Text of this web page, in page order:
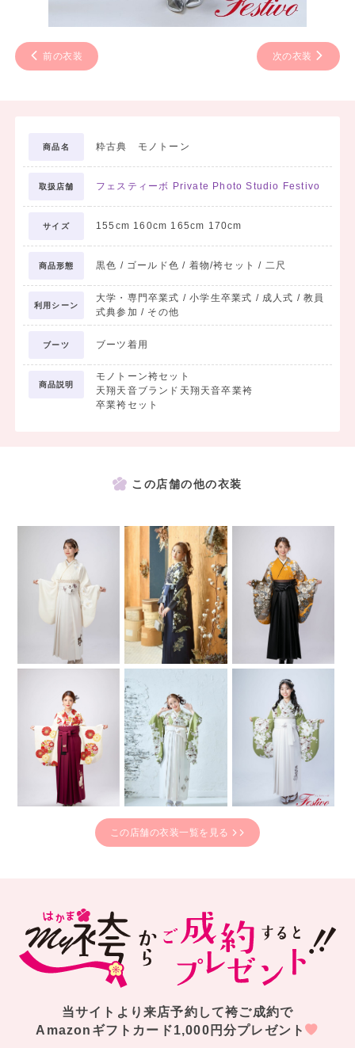
前の衣装 次の衣装
商品名 粋古典 モノトーン
取扱店舗 フェスティーボ Private Photo Studio Festivo
サイズ 155cm 160cm 165cm 170cm
商品形態 黒色 / ゴールド色 / 着物/袴セット / 二尺
利用シーン
大学・専門卒業式 / 小学生卒業式 / 成人式 / 教員
式典参加 / その他
ブーツ ブーツ着用
商品説明
モノトーン袴セット
天翔天音ブランド天翔天音卒業袴
卒業袴セット
この店舗の他の衣装
この店舗の衣装一覧を見る
当サイトより来店予約して袴ご成約で
Amazonギフトカード1,000円分プレゼント